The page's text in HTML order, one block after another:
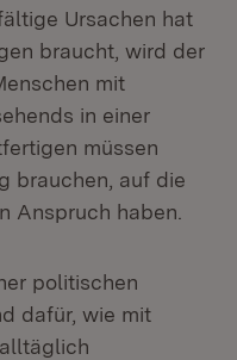
Ursachen hat
braucht, wird der
mit
in einer
müssen
brauchen, auf die
Anspruch haben.
politischen
dafür, wie mit